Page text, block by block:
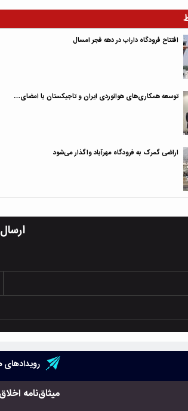
افتتاح فرودگاه داراب در دهه فجر امسال
توسعه همکاری‌های هوانوردی ایران و تاجیکستان با امضای…
اراضی گمرک به فرودگاه مهرآباد واگذار می‌شود
رویدادهای
میثاق‌نامه